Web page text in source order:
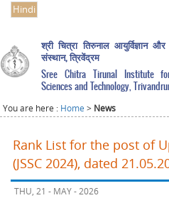
Hindi
श्री चित्रा तिरुनाल आयुर्विज्ञान और
संस्थान, त्रिवेंद्रम
Sree Chitra Tirunal Institute
Sciences and Technology,
You are here : Home > News
Rank List for the post of
(JSSC 2024), dated
THU, 21 - MAY - 2026